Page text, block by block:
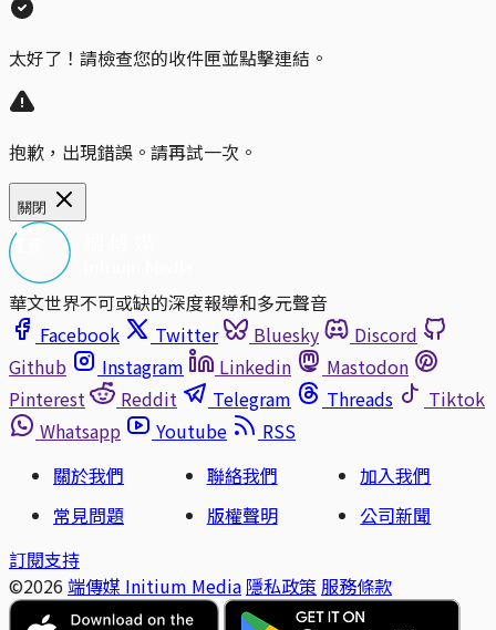
太好了！請檢查您的收件匣並點擊連結。
抱歉，出現錯誤。請再試一次。
關閉
華文世界不可或缺的深度報導和多元聲音
Facebook
Twitter Bluesky
Discord
Github
Instagram Linkedin
Mastodon
Pinterest
Reddit Telegram Threads
Tiktok
Whatsapp
Youtube
RSS
關於我們
聯絡我們
加入我們
常見問題
版權聲明
公司新聞
訂閱支持
©2026 端傳媒 Initium Media 隱私政策 服務條款